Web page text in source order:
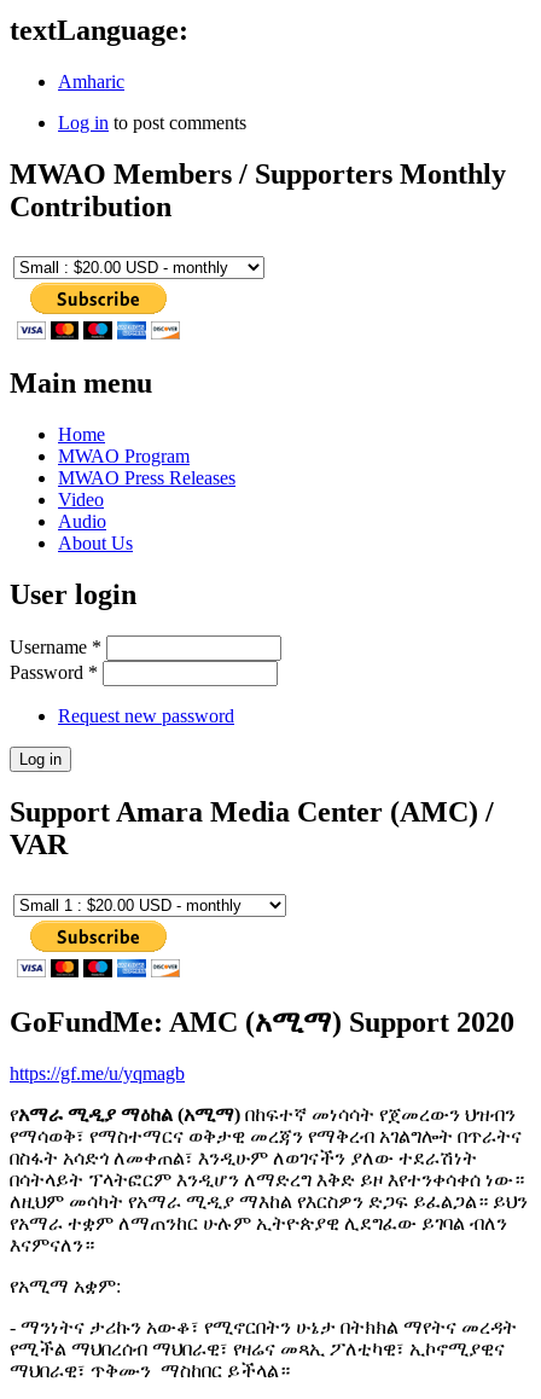
textLanguage:
Amharic
Log in to post comments
MWAO Members / Supporters Monthly
Contribution
Main menu
Home
MWAO Program
MWAO Press Releases
Video
Audio
About Us
User login
Username *
Password *
Request new password
Support Amara Media Center (AMC) /
VAR
GoFundMe: AMC (አሚማ) Support 2020
https://gf.me/u/yqmagb
የአማራ ሚዲያ ማዕከል (አሚማ) በከፍተኛ መነሳሳት የጀመረውን ህዝብን
የማሳወቅ፣ የማስተማርና ወቅታዊ መረጃን የማቅረብ አገልግሎት በጥራትና
በስፋት አሳድጎ ለመቀጠል፣ እንዲሁም ለወገናችን ያለው ተደራሽነት
በሳትላይት ፕላትፎርም እንዲሆን ለማድረግ እቅድ ይዞ እየተንቀሳቀሰ ነው።
ለዚህም መሳካት የአማራ ሚዲያ ማእከል የእርስዎን ድጋፍ ይፈልጋል። ይህን
የአማራ ተቋም ለማጠንከር ሁሉም ኢትዮጵያዊ ሊደግፈው ይገባል ብለን
እናምናለን።
የአሚማ አቋም:
- ማንነትና ታሪኩን አውቆ፣ የሚኖርበትን ሁኔታ በትክክል ማየትና መረዳት
የሚችል ማህበረሰብ ማህበራዊ፣ የዛሬና መጻኢ ፖለቲካዊ፣ ኢኮኖሚያዊና
ማህበራዊ፣ ጥቅሙን ማስከበር ይችላል።